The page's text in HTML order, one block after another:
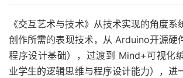
《交互艺术与技术》从技术实现的角度系
创作所需的表现技术，从 Arduino开源硬
程序设计基础），过渡到 Mind+可视化
业学生的逻辑思维与程序设计能力），进